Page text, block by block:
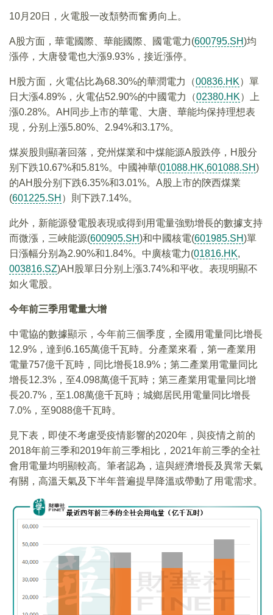
10月20日，火電股一改頹勢而奮勇向上。
A股方面，華電國際、華能國際、國電電力(600795.SH )均
漲停，大唐發電也大漲9.93%，接近漲停。
H股方面，火電佔比為68.30%的華潤電力（00836.HK）單
日大漲4.89%，火電佔52.90%的中國電力（02380.HK）上
漲0.28%。AH同步上市的華電、大唐、華能均保持理想表
現，分别上漲5.80%、2.94%和3.17%。
煤炭股則顯著回落，兗州煤業和中煤能源A股跌停，H股分
别下跌10.67%和5.81%。中國神華(01088.HK,601088.SH )
的AH股分别下跌6.35%和3.01%。A股上市的陝西煤業
(601225.SH ）則下跌7.14%。
此外，新能源發電股表現或得到用電量強勁增長的數據支持
而微漲，三峽能源(600905.SH )和中國核電(601985.SH )單
日漲幅分别為2.90%和1.84%。中廣核電力(01816.HK,
003816.SZ)AH股單日分别上漲3.74%和平收。表現明顯不
如火電股。
今年前三季用電量大增
中電協的數據顯示，今年前三個季度，全國用電量同比增長
12.9%，達到6.165萬億千瓦時。分產業來看，第一產業用
電量757億千瓦時，同比增長18.9%；第二產業用電量同比
增長12.3%，至4.098萬億千瓦時；第三產業用電量同比增
長20.7%，至1.08萬億千瓦時；城鄉居民用電量同比增長
7.0%，至9088億千瓦時。
見下表，即使不考慮受疫情影響的2020年，與疫情之前的
2018年前三季和2019年前三季相比，2021年前三季的全社
會用電量均明顯較高。筆者認為，這與經濟增長及異常天氣
有關，高溫天氣及下半年普遍提早降溫或帶動了用電需求。